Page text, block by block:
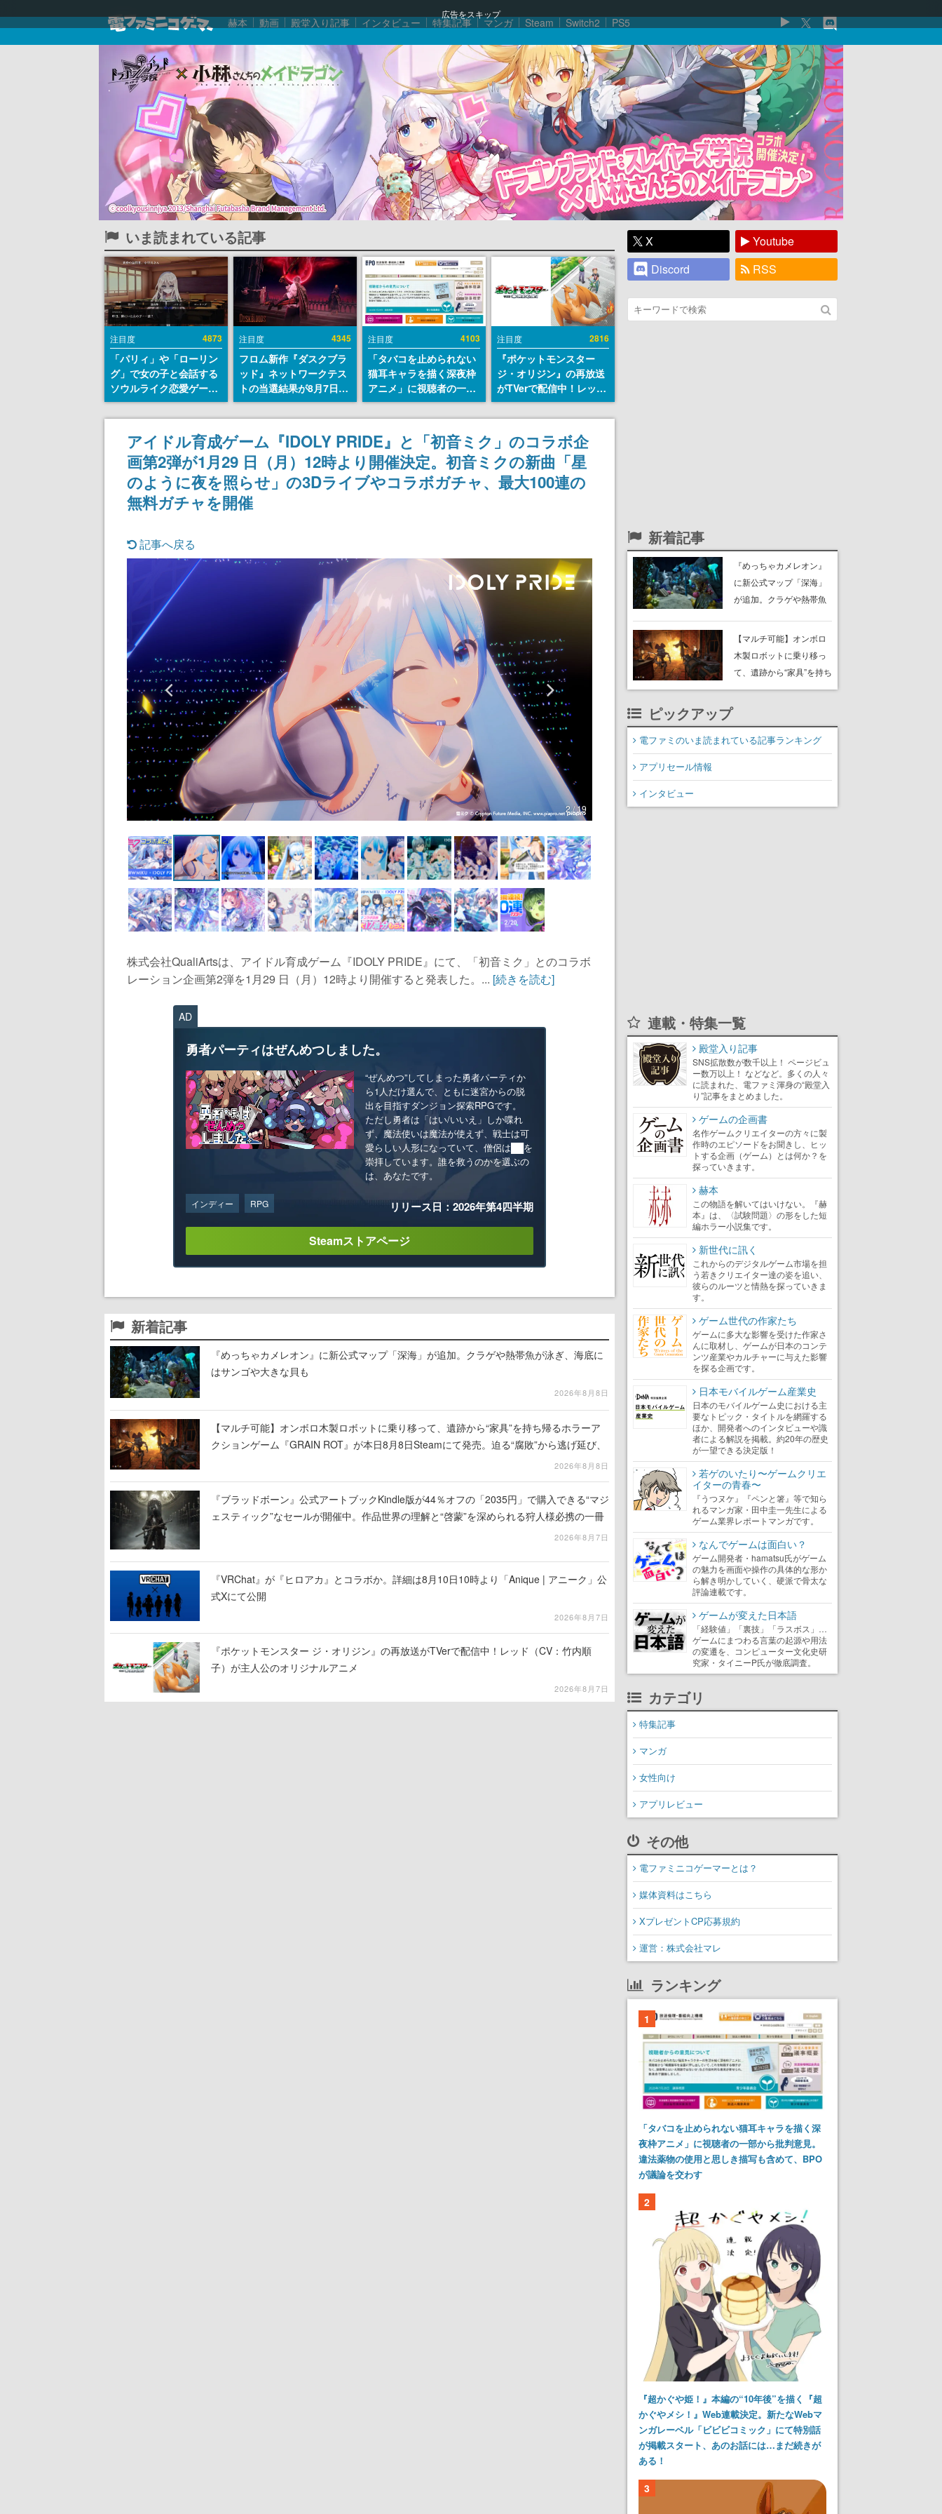
広告をスキップ
赫本 動画 殿堂入り記事 インタビュー 特集記事 マンガ Steam Switch2 PS5
いま読まれている記事
注目度 4873
「パリィ」や「ローリン
グ」で女の子と会話する
ソウルライク恋愛ゲーム
『小早川さんはソウルラ
イク』無料公開。返事に
失敗すると「YOU
DIED」
注目度 4345
フロム新作『ダスクブラ
ッド』ネットワークテス
トの当選結果が8月7日22
時に発表。応募サイトの
マイページから確認可
能、テスト実施は8月21
日～24日
注目度 4103
「タバコを止められない
猫耳キャラを描く深夜枠
アニメ」に視聴者の一部
から批判意見。違法薬物
の使用と思しき描写も含
めて、BPOが議論を交わ
す
注目度 2816
『ポケットモンスター
ジ・オリジン』の再放送
がTVerで配信中！レッド
（CV：竹内順子）が主人
公のオリジナルアニメ
アイドル育成ゲーム『IDOLY PRIDE』と「初音ミク」のコラボ企
画第2弾が1月29 日（月）12時より開催決定。初音ミクの新曲「星
のように夜を照らせ」の3Dライブやコラボガチャ、最大100連の
無料ガチャを開催
記事へ戻る
2 / 19
株式会社QualiArtsは、アイドル育成ゲーム『IDOLY PRIDE』にて、「初音ミク」とのコラボ
レーション企画第2弾を1月29 日（月）12時より開催すると発表した。... [続きを読む]
AD
勇者パーティはぜんめつしました。
“ぜんめつ”してしまった勇者パーティか
ら1人だけ選んで、ともに迷宮からの脱
出を目指すダンジョン探索RPGです。
ただし勇者は「はい/いいえ」しか喋れ
ず、魔法使いは魔法が使えず、戦士は可
愛らしい人形になっていて、僧侶は██を
崇拝しています。誰を救うのかを選ぶの
は、あなたです。
インディー RPG リリース日：2026年第4四半期
Steamストアページ
新着記事
『めっちゃカメレオン』に新公式マップ「深海」が追加。クラゲや熱帯魚が泳ぎ、海底に
はサンゴや大きな貝も
2026年8月8日
【マルチ可能】オンボロ木製ロボットに乗り移って、遺跡から“家具”を持ち帰るホラーア
クションゲーム『GRAIN ROT』が本日8月8日Steamにて発売。迫る“腐敗”から逃げ延び、
2026年8月8日
『ブラッドボーン』公式アートブックKindle版が44％オフの「2035円」で購入できる“マジ
ェスティック”なセールが開催中。作品世界の理解と“啓蒙”を深められる狩人様必携の一冊
2026年8月7日
『VRChat』が『ヒロアカ』とコラボか。詳細は8月10日10時より「Anique | アニーク」公
式Xにて公開
2026年8月7日
『ポケットモンスター ジ・オリジン』の再放送がTVerで配信中！レッド（CV：竹内順
子）が主人公のオリジナルアニメ
2026年8月7日
X
Youtube
Discord
RSS
新着記事
『めっちゃカメレオン』
に新公式マップ「深海」
が追加。クラゲや熱帯魚
や大きな貝も
【マルチ可能】オンボロ
木製ロボットに乗り移っ
て、遺跡から“家具”を持ち
帰るホラーアクションゲ
売。迫る“腐敗”から逃げ延
び、持ち帰った家具で基
ピックアップ
電ファミのいま読まれている記事ランキング
アプリセール情報
インタビュー
連載・特集一覧
殿堂入り記事
SNS拡散数が数千以上！ ページビュ
ー数万以上！ などなど。多くの人々
に読まれた、電ファミ渾身の“殿堂入
り”記事をまとめました。
ゲームの企画書
名作ゲームクリエイターの方々に製
作時のエピソードをお聞きし、ヒッ
トする企画（ゲーム）とは何か？を
探っていきます。
赫本
この物語を解いてはいけない。『赫
本』は、〈試験問題〉の形をした短
編ホラー小説集です。
新世代に訊く
これからのデジタルゲーム市場を担
う若きクリエイター達の姿を追い、
彼らのルーツと情熱を探っていきま
す。
ゲーム世代の作家たち
ゲームに多大な影響を受けた作家さ
んに取材し、ゲームが日本のコンテ
ンツ産業やカルチャーに与えた影響
を探る企画です。
日本モバイルゲーム産業史
日本のモバイルゲーム史における主
要なトピック・タイトルを網羅する
ほか、開発者へのインタビューや識
者による解説を掲載。約20年の歴史
が一望できる決定版！
若ゲのいたり〜ゲームクリエ
イターの青春〜
『うつヌケ』『ペンと箸』等で知ら
れるマンガ家・田中圭一先生による
ゲーム業界レポートマンガです。
なんでゲームは面白い？
ゲーム開発者・hamatsu氏がゲーム
の魅力を画面や操作の具体的な形か
ら解き明かしていく、硬派で骨太な
評論連載です。
ゲームが変えた日本語
「経験値」「裏技」「ラスボス」…
ゲームにまつわる言葉の起源や用法
の変遷を、コンピューター文化史研
究家・タイニーP氏が徹底調査。
カテゴリ
特集記事
マンガ
女性向け
アプリレビュー
その他
電ファミニコゲーマーとは？
媒体資料はこちら
XプレゼントCP応募規約
運営：株式会社マレ
ランキング
1
「タバコを止められない猫耳キャラを描く深
夜枠アニメ」に視聴者の一部から批判意見。
違法薬物の使用と思しき描写も含めて、BPO
が議論を交わす
2
『超かぐや姫！』本編の“10年後”を描く『超
かぐやメシ！』Web連載決定。新たなWebマ
ンガレーベル「ビビビコミック」にて特別話
が掲載スタート、あのお話には…まだ続きが
ある！
3